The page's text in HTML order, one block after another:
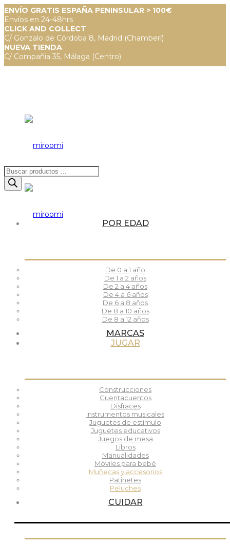
ENVÍO GRATIS ESPAÑA PENINSULAR > 100€
Envíos en 24-48hrs
CLICK AND COLLECT
C/ Gonzalo de Córdoba 8, Madrid (Chamberí)
NUEVA TIENDA
C/ Compañia 35, Málaga (Centro)
Búsqueda
de
productos
POR EDAD
De 0 a 1 año
De 1 a 2 años
De 2 a 4 años
De 4 a 6 años
De 6 a 8 años
De 8 a 10 años
De 8 a 12 años
MARCAS
JUGAR
Construcciones
Cuentacuentos
Disfraces
Instrumentos musicales
Juguetes de estímulo
Juguetes educativos
Juegos de mesa
Libros
Manualidades
Móviles para bebé
Muñecas y accesorios
Patinetes
Peluches
CUIDAR